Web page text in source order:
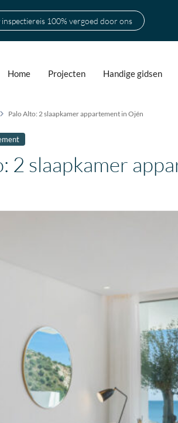
inspectiereis 100% vergoed door ons
Home Projecten Handige gidsen
Palo Alto: 2 slaapkamer appartement in Ojén
2 slaapkamer